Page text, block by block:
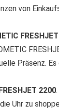
von
Präsenz.
2200
Uhr zu